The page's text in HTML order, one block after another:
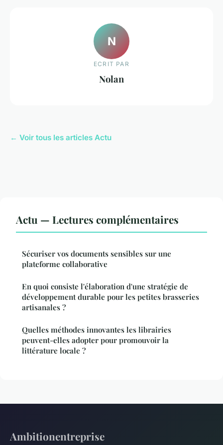
N
ECRIT PAR
Nolan
← Voir tous les articles Actu
Actu — Lectures complémentaires
Sécuriser vos documents sensibles sur une
plateforme collaborative
En quoi consiste l'élaboration d'une stratégie de
développement durable pour les petites brasseries
artisanales ?
Quelles méthodes innovantes les librairies
peuvent-elles adopter pour promouvoir la
littérature locale ?
Ambitionentreprise